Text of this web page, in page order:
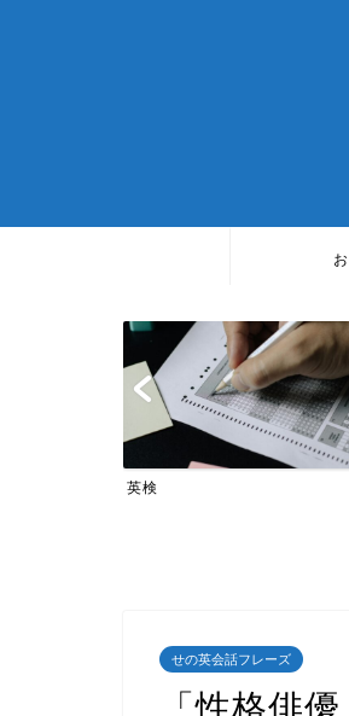
英会話
せの英会話フレーズ
「性格俳